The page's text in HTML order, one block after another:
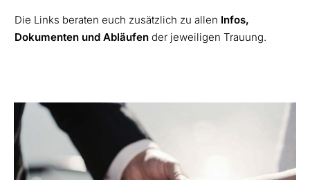
Die Links beraten euch zusätzlich zu allen Infos,
Dokumenten und Abläufen der jeweiligen Trauung.